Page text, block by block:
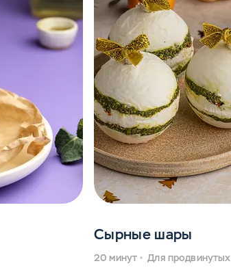
Сырные шары
20 минут Для продвинутых